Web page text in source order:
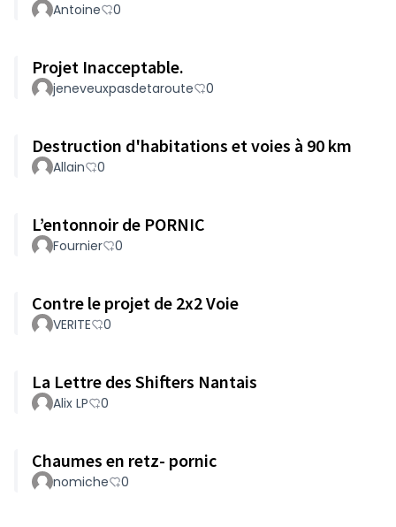
Antoine 0
Projet Inacceptable.
jeneveuxpasdetaroute 0
Destruction d'habitations et voies à 90 km
Allain 0
L’entonnoir de PORNIC
Fournier 0
Contre le projet de 2x2 Voie
VERITE 0
La Lettre des Shifters Nantais
Alix LP 0
Chaumes en retz- pornic
nomiche 0